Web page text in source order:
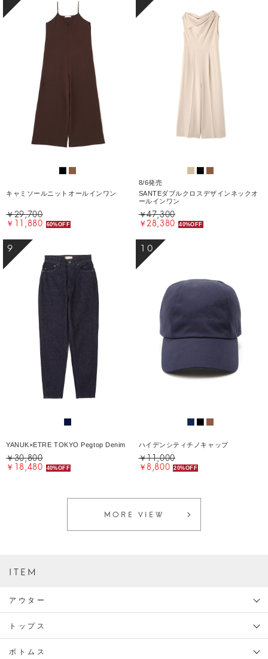
キャミソールニットオールインワン
￥29,700
￥11,880 60%OFF
8/6発売
SANTEダブルクロスデザインネックオ
ールインワン
￥47,300
￥28,380 40%OFF
9
YANUK×ETRE TOKYO Pegtop Denim
￥30,800
￥18,480 40%OFF
10
ハイデンシティチノキャップ
￥11,000
￥8,800 20%OFF
MORE VIEW
ITEM
アウター
トップス
ボトムス